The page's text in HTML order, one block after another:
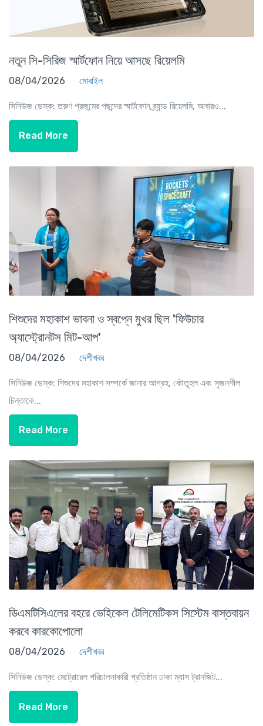
নতুন সি-সিরিজ স্মার্টফোন নিয়ে আসছে রিয়েলমি
08/04/2026 মোবাইল
সিনিউজ ডেস্ক: তরুণ প্রজন্মের পছন্দের স্মার্টফোন ব্র্যান্ড রিয়েলমি, আবারও...
Read More
শিশুদের মহাকাশ ভাবনা ও স্বপ্নে মুখর ছিল 'ফিউচার
অ্যাস্ট্রোনটস মিট-আপ'
08/04/2026 দেশীখবর
সিনিউজ ডেস্ক: শিশুদের মহাকাশ সম্পর্কে জানার আগ্রহ, কৌতূহল এবং সৃজনশীল
চিন্তাকে...
Read More
ডিএমটিসিএলের বহরে ভেহিকেল টেলিমেটিকস সিস্টেম বাস্তবায়ন
করবে কারকোপোলো
08/04/2026 দেশীখবর
সিনিউজ ডেস্ক: মেট্রোরেল পরিচালনাকারী প্রতিষ্ঠান ঢাকা ম্যাস ট্রানজিট...
Read More